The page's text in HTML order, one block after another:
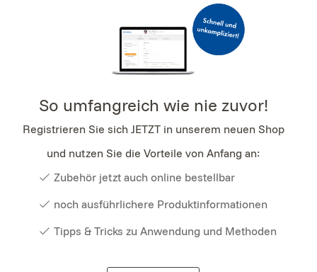
So umfangreich wie nie zuvor!
Registrieren Sie sich JETZT in unserem neuen Shop
und nutzen Sie die Vorteile von Anfang an:
Zubehör jetzt auch online bestellbar
noch ausführlichere Produktinformationen
Tipps & Tricks zu Anwendung und Methoden